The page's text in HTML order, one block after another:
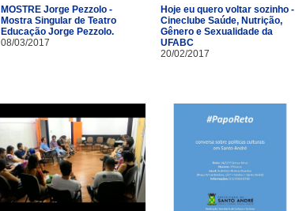
MOSTRE Jorge Pezzolo -
Mostra Singular de Teatro
Educação Jorge Pezzolo.
08/03/2017
Hoje eu quero voltar sozinho -
Cineclube Saúde, Nutrição,
Gênero e Sexualidade da
UFABC
20/02/2017